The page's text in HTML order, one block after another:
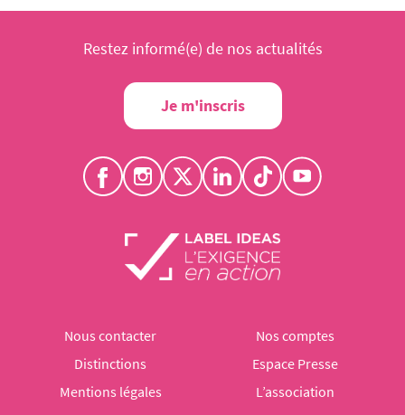
Restez informé(e) de nos actualités
Je m'inscris
Nous contacter
Nos comptes
Distinctions
Espace Presse
Mentions légales
L’association